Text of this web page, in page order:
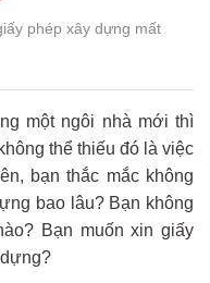
phép xây dựng mất
một ngôi nhà mới thì
thể thiếu đó là việc
bạn thắc mắc không
bao lâu? Bạn không
Bạn muốn xin giấy